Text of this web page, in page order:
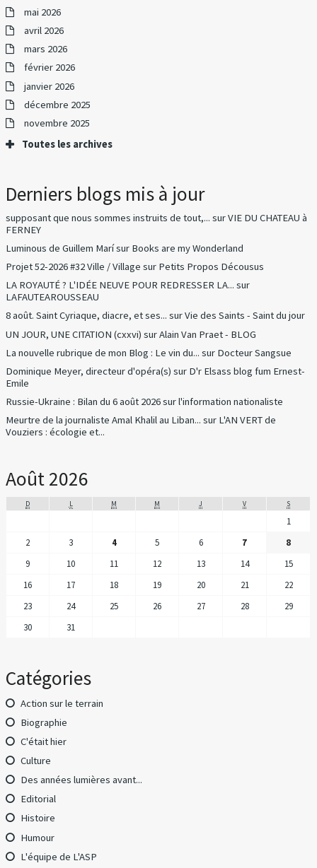
mai 2026
avril 2026
mars 2026
février 2026
janvier 2026
décembre 2025
novembre 2025
Toutes les archives
Derniers blogs mis à jour
supposant que nous sommes instruits de tout,... surVIE DU CHATEAU à
FERNEY
Luminous de Guillem Marísur Books are my Wonderland
Projet 52-2026 #32 Ville / Village sur Petits Propos Décousus
LA ROYAUTÉ ? L'IDÉE NEUVE POUR REDRESSER LA... sur
LAFAUTEAROUSSEAU
8 août. Saint Cyriaque, diacre, et ses... surVie des Saints - Saint du jour
UN JOUR, UNE CITATION (cxxvi) surAlain Van Praet - BLOG
La nouvelle rubrique de mon Blog : Le vin du... sur Docteur Sangsue
Dominique Meyer, directeur d'opéra(s) sur D'r Elsass blog fum Ernest-
Emile
Russie-Ukraine : Bilan du 6 août 2026surl'information nationaliste
Meurtre de la journaliste Amal Khalil au Liban... sur L'AN VERT de
Vouziers : écologie et...
Août 2026
D L M M J V S
1
2
3 4 5 6 7
8
9
10 11 12 13 14
15
16
17 18 19 20 21
22
23
24 25 26 27 28
29
30
31
Catégories
Action sur le terrain
Biographie
C'était hier
Culture
Des années lumières avant...
Editorial
Histoire
Humour
L'équipe de L'ASP